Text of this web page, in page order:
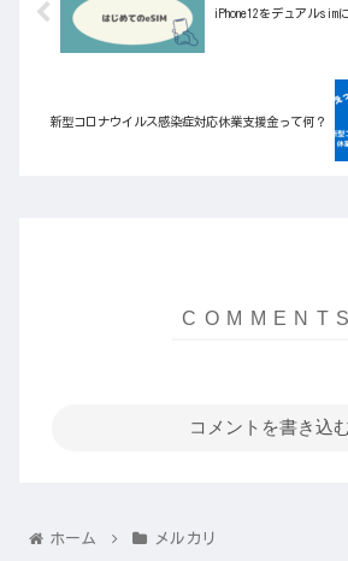
iPhone12をデュアルsim
新型コロナウイルス感染症対応休業支援金って何？
コメントを書き込
ホーム メルカリ